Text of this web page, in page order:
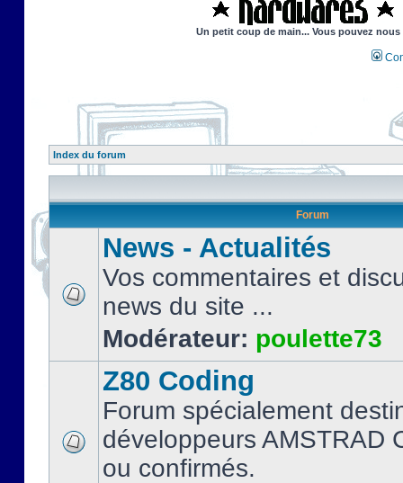
Un petit coup de main... Vous pouvez
Index du forum
Forum
News - Actualités
Vos commentaires et
news du site ...
Modérateur: poulette73
Z80 Coding
Forum spécialement
développeurs AMSTRAD
ou confirmés.